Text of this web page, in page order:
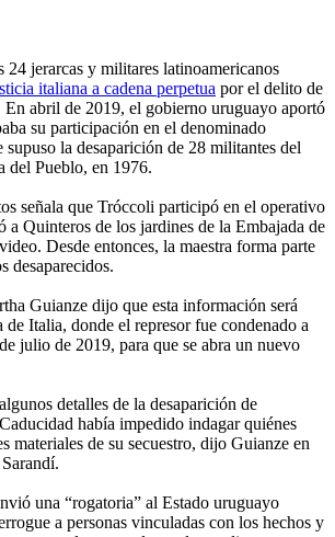
24 jerarcas y militares latinoamericanos
italiana a cadena perpetua por el delito de
abril de 2019, el gobierno uruguayo aportó
su participación en el denominado
la desaparición de 28 militantes del
del Pueblo, en 1976.
señala que Tróccoli participó en el operativo
a Quinteros de los jardines de la Embajada de
Desde entonces, la maestra forma parte
desaparecidos.
Guianze dijo que esta información será
de Italia, donde el represor fue condenado a
julio de 2019, para que se abra un nuevo
detalles de la desaparición de
había impedido indagar quiénes
materiales de su secuestro, dijo Guianze en
una “rogatoria” al Estado uruguayo
a personas vinculadas con los hechos y